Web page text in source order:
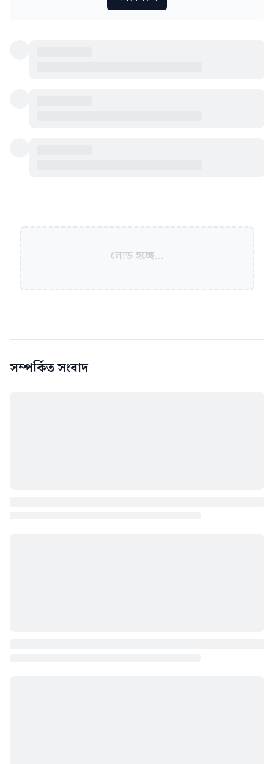
লোড হচ্ছে...
সম্পর্কিত সংবাদ